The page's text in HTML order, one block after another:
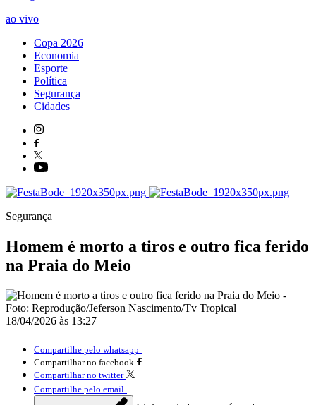
ao vivo
Copa 2026
Economia
Esporte
Política
Segurança
Cidades
Segurança
Homem é morto a tiros e outro fica ferido
na Praia do Meio
18/04/2026 às 13:27
Compartilhe pelo whatsapp
Compartilhar no facebook
Compartilhar no twitter
Compartilhe pelo email